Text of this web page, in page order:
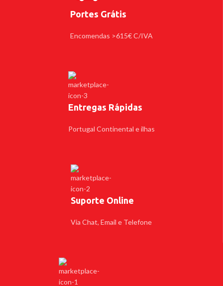
Portes Grátis
Encomendas >615€ C/IVA
Entregas Rápidas
Portugal Continental e ilhas
Suporte Online
Via Chat, Email e Telefone